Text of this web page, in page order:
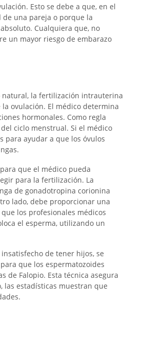
Esto se debe a que, en el
una pareja o porque la
Cualquiera que, no
un mayor riesgo de embarazo
natural, la fertilización intrauterina
ovulación. El médico determina
hormonales. Como regla
ciclo menstrual. Si el médico
para ayudar a que los óvulos
que el médico pueda
para la fertilización. La
de gonadotropina corionina
lado, debe proporcionar una
los profesionales médicos
el esperma, utilizando un
de tener hijos, se
que los espermatozoides
de Falopio. Esta técnica asegura
las estadísticas muestran que